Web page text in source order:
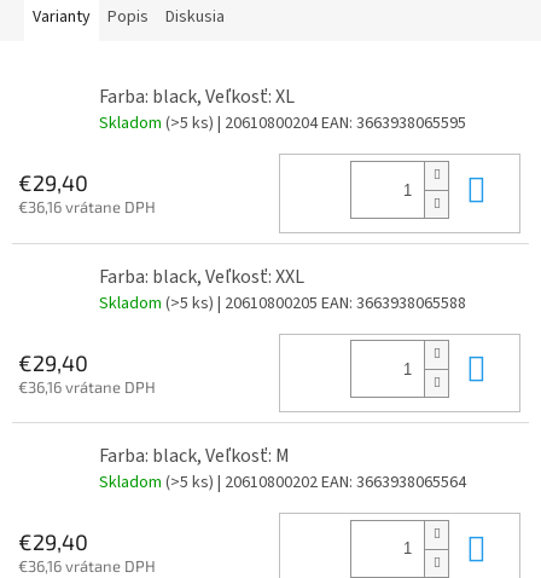
Varianty Popis Diskusia
Farba: black, Veľkosť: XL
Skladom (>5 ks) | 20610800204EAN: 3663938065595
€29,40
€36,16 vrátane DPH
Farba: black, Veľkosť: XXL
Skladom (>5 ks) | 20610800205 EAN: 3663938065588
€29,40
€36,16 vrátane DPH
Farba: black, Veľkosť: M
Skladom (>5 ks) | 20610800202EAN: 3663938065564
€29,40
€36,16 vrátane DPH